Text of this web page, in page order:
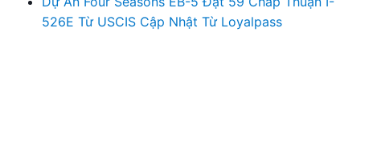
526E Từ USCIS Cập Nhật Từ Loyalpass